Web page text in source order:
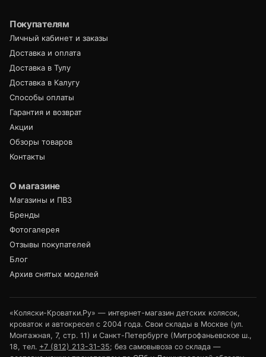
Покупателям
Личный кабинет и заказы
Доставка и оплата
Доставка в Тулу
Доставка в Калугу
Способы оплаты
Гарантия и возврат
Акции
Обзоры товаров
Контакты
О магазине
Магазины и ПВЗ
Бренды
Фотогалерея
Отзывы покупателей
Блог
Архив снятых моделей
«Коляски-Кроватки.Ру» — интернет-магазин детских колясок,
кроваток и автокресел с 2004 года. Свои склады в Москве (ул.
Монтажная, 7, стр. 11) и Санкт-Петербурге (Митрофаньевское ш.,
18, тел. +7 (812) 213-31-35; без самовывоза со склада —